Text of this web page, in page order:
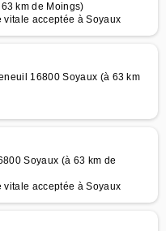
km de Moings)
vitale acceptée à Soyaux
16800 Soyaux (à 63 km
Soyaux (à 63 km de
vitale acceptée à Soyaux